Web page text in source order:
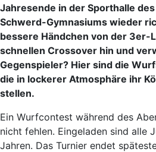
Jahresende in der Sporthalle
Schwerd-Gymnasiums wieder
bessere Händchen von der 3er-
schnellen Crossover hin und
Gegenspieler? Hier sind die
die in lockerer Atmosphäre ihr
stellen.
Ein Wurfcontest während des
nicht fehlen. Eingeladen sind alle
Jahren. Das Turnier endet